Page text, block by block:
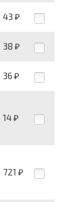
43 ₽
38 ₽
36 ₽
14 ₽
721 ₽